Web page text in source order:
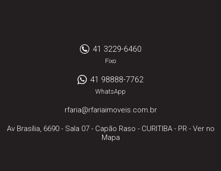
41 3229-6460
Fixo
41 98888-7762
WhatsApp
rfaria@rfariaimoveis.com.br
Av Brasília, 6690 - Sala 07- Capão Raso - CURITIBA- PR- Ver no
Mapa